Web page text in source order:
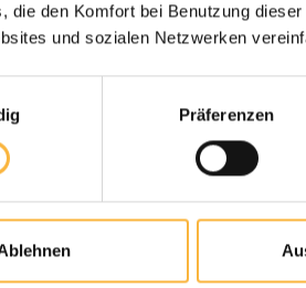
die den Komfort bei Benutzung
und sozialen Netzwerken
Präferenzen
levering gegarandeerd
een levende en veilige levering